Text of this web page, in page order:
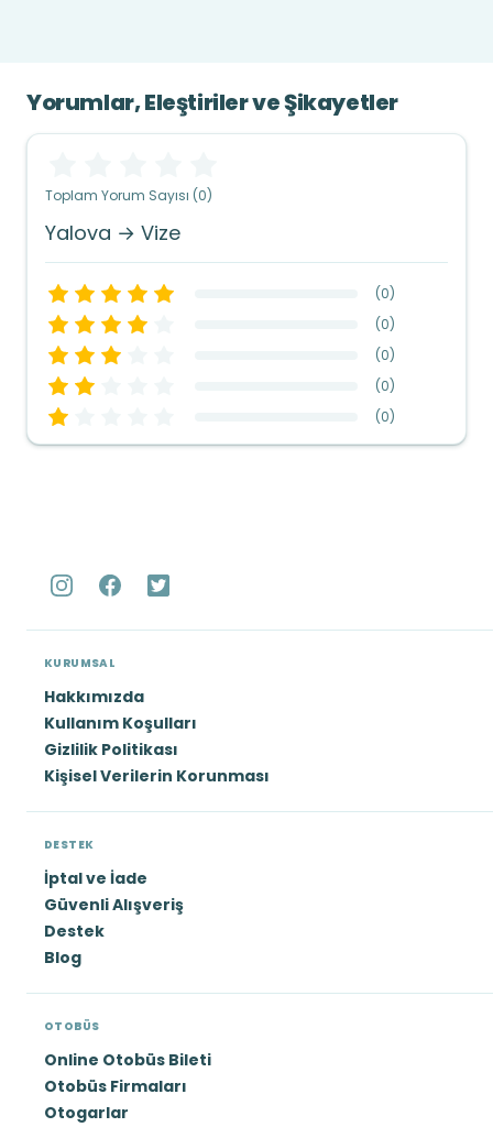
Yorumlar, Eleştiriler ve Şikayetler
Toplam Yorum Sayısı (0)
Yalova → Vize
(0)
(0)
(0)
(0)
(0)
KURUMSAL
Hakkımızda
Kullanım Koşulları
Gizlilik Politikası
Kişisel Verilerin Korunması
DESTEK
İptal ve İade
Güvenli Alışveriş
Destek
Blog
OTOBÜS
Online Otobüs Bileti
Otobüs Firmaları
Otogarlar